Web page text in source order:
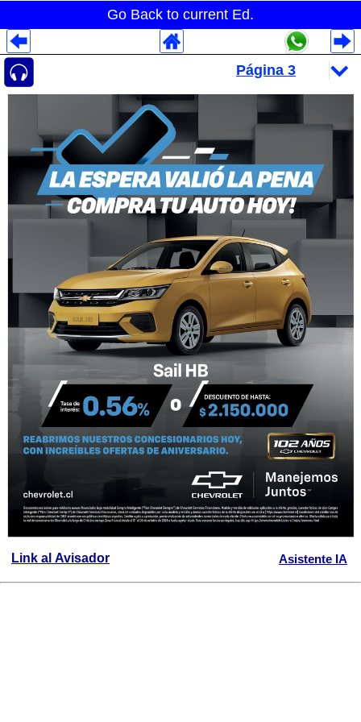
Go Back to current Ed.
Link al Avisador Asistente IA
Despliegues Analytics
Despliegues Totales
Despliegues por Rubros